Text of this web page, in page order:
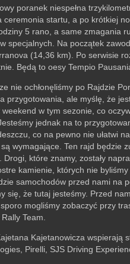
poranek niespełna
ceremonia startu, a po krótkiej
5 rano, a same zmagania
specjalnych. Na początek
(14,36 km). Po serwisie
Będą to oesy Tempio
nie ochłonęliśmy po Rajdzie
przygotowania, ale myślę, że
weekend w tym sezonie, co
jednak na to
co na pewno nie ułatwi
wymagające. Ten rajd będzie
Drogi, które znamy, zostały
kamienie, których nie
samochodów przed nami na
się, że tutaj jesteśmy. Przed
mogliśmy zobaczyć przy
Team.
Kajetanowicza wspierają
Pirelli, SJS Driving